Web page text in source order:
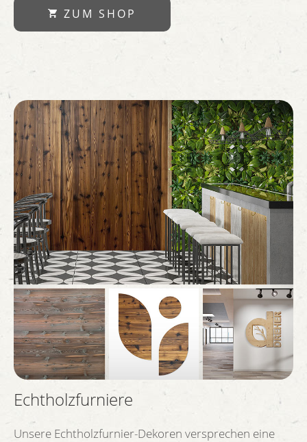
ZUM SHOP
Echtholzfurniere
Unsere Echtholzfurnier-Dekoren versprechen eine